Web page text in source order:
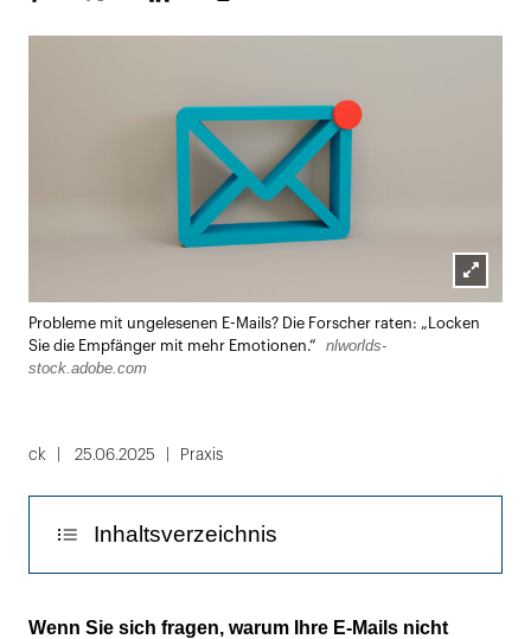
Lightbox
öffnen
Probleme mit ungelesenen E-Mails? Die Forscher raten: „Locken
Sie die Empfänger mit mehr Emotionen.“
nlworlds-
stock.adobe.com
ck 25.06.2025 Praxis
Inhaltsverzeichnis
Selbst bei technischen Inhalten ist eine
Wenn Sie sich fragen, warum Ihre E-Mails nicht